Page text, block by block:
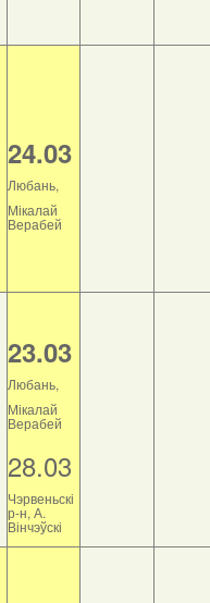
24.03
Любань,
Мікалай
Верабей
23.03
Любань,
Мікалай
Верабей
28.03
Чэрвеньскі
р-н, А.
Вінчэўскі